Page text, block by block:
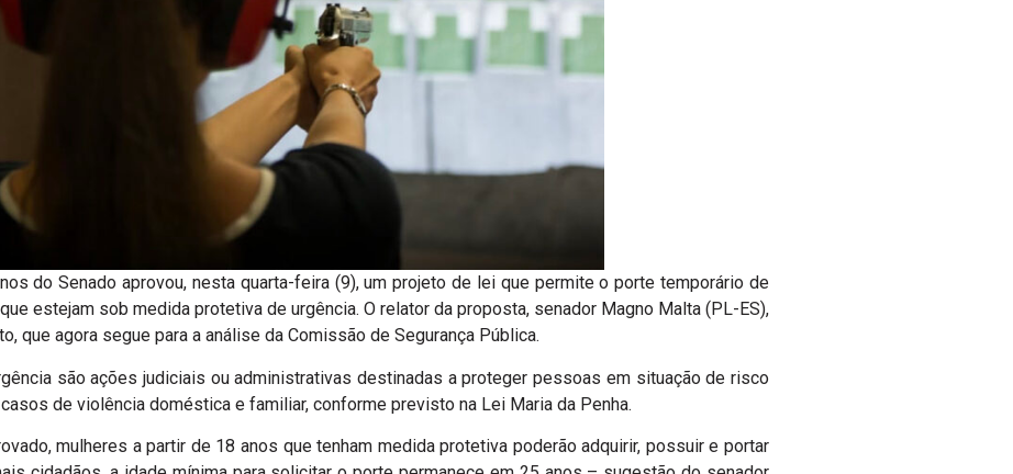
do Senado aprovou, nesta quarta-feira (9), um projeto de lei que permite o porte temporário de
estejam sob medida protetiva de urgência. O relator da proposta, senador Magno Malta (PL-ES),
que agora segue para a análise da Comissão de Segurança Pública.
são ações judiciais ou administrativas destinadas a proteger pessoas em situação de risco
de violência doméstica e familiar, conforme previsto na Lei Maria da Penha.
mulheres a partir de 18 anos que tenham medida protetiva poderão adquirir, possuir e portar